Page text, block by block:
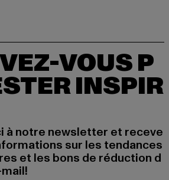
VOUS P
INSPIR
à notre newsletter et receve
sur les tendances
et les bons de réduction d